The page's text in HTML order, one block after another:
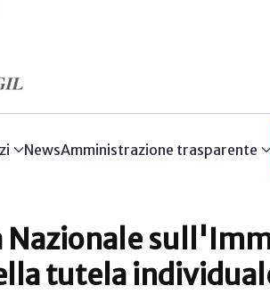
NewsAmministrazione trasparente
Nazionale
tutela